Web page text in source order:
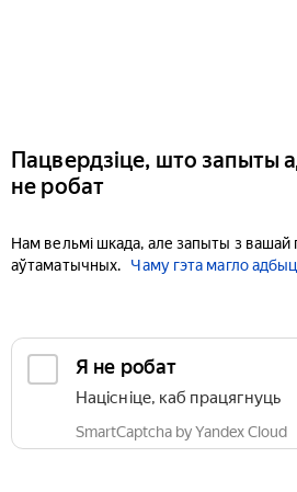
Пацвердзіце, што запыты
не робат
Нам вельмі шкада, але запыты з
аўтаматычных.
Чаму гэта магло
Я не робат
Націсніце, каб працягнуць
SmartCaptcha by Yandex Cloud